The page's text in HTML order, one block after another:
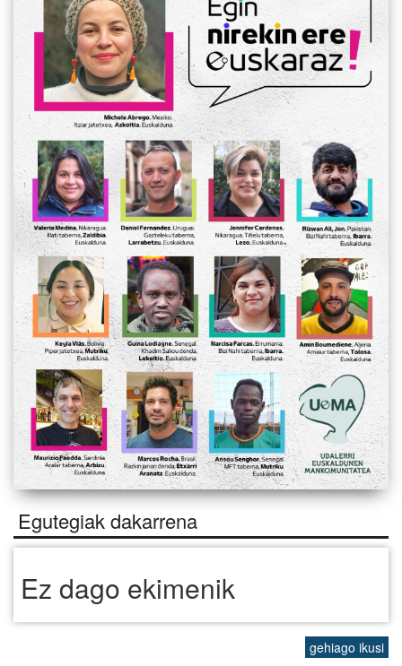
Egutegiak dakarrena
Ez dago ekimenik
gehiago ikusi